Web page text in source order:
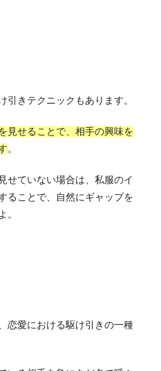
引きテクニックもあります。
見せることで、相手の興味を
。
せていない場合は、私服のイ
ることで、自然にギャップを
。
恋愛における駆け引きの一種